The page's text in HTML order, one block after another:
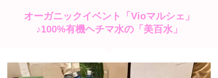
オーガニックイベント「Vioマルシェ」
♪100%有機ヘチマ水の「美百水」